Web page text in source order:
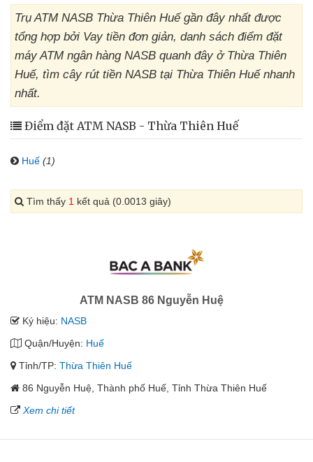
Trụ ATM NASB Thừa Thiên Huế gần đây nhất được
tổng hợp bởi Vay tiền đơn giản, danh sách điểm đặt
máy ATM ngân hàng NASB quanh đây ở Thừa Thiên
Huế, tìm cây rút tiền NASB tại Thừa Thiên Huế nhanh
nhất.
Điểm đặt ATM NASB - Thừa Thiên Huế
Huế (1)
Tìm thấy 1 kết quả (0.0013 giây)
ATM NASB 86 Nguyễn Huệ
Ký hiệu: NASB
Quận/Huyện: Huế
Tỉnh/TP: Thừa Thiên Huế
86 Nguyễn Huệ, Thành phố Huế, Tỉnh Thừa Thiên Huế
Xem chi tiết